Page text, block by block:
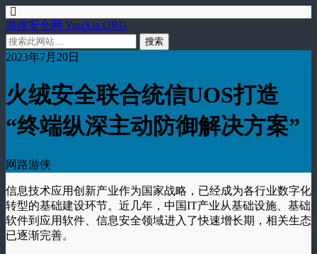
游侠安全网 YouXia.ORG
2023年7月20日
火绒安全联合统信UOS打造
“终端纵深主动防御解决方案”
网路游侠
信息技术应用创新产业作为国家战略，已经成为各行业数字化
转型的基础建设环节。近几年，中国IT产业从基础设施、基础
软件到应用软件、信息安全领域进入了快速增长期，相关生态
已逐渐完善。